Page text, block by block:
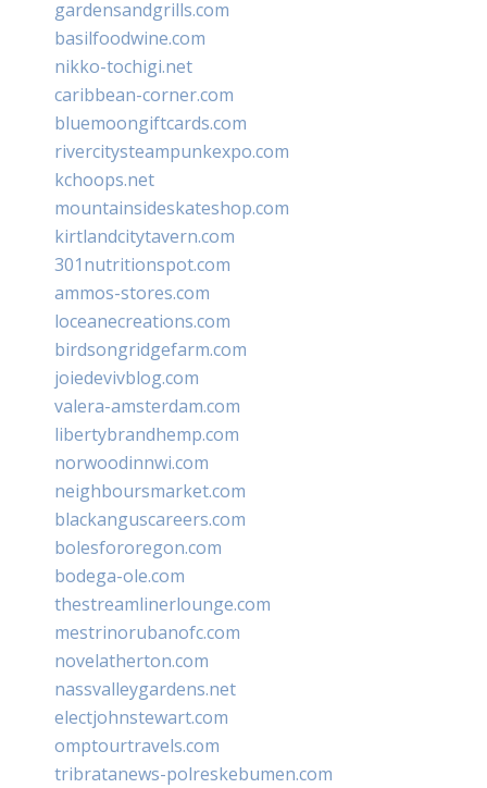
gardensandgrills.com
basilfoodwine.com
nikko-tochigi.net
caribbean-corner.com
bluemoongiftcards.com
rivercitysteampunkexpo.com
kchoops.net
mountainsideskateshop.com
kirtlandcitytavern.com
301nutritionspot.com
ammos-stores.com
loceanecreations.com
birdsongridgefarm.com
joiedevivblog.com
valera-amsterdam.com
libertybrandhemp.com
norwoodinnwi.com
neighboursmarket.com
blackanguscareers.com
bolesfororegon.com
bodega-ole.com
thestreamlinerlounge.com
mestrinorubanofc.com
novelatherton.com
nassvalleygardens.net
electjohnstewart.com
omptourtravels.com
tribratanews-polreskebumen.com